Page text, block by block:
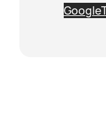
Google